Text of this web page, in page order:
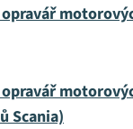
Scania)